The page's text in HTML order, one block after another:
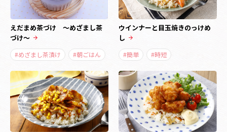
えだまめ茶づけ ～めざまし茶
づけ～
#めざまし茶漬け #朝ごはん
ウインナーと目玉焼きのっけめ
し
#簡単 #時短